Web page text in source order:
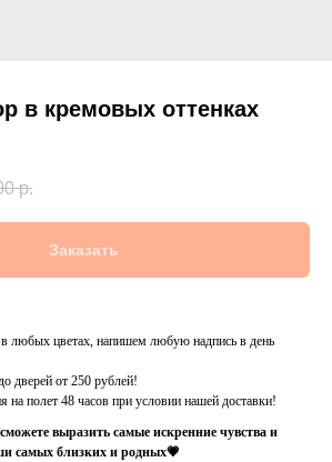
в кремовых оттенках
р.
Заказать
любых цветах, напишем любую надпись в день
дверей от 250 рублей!
на полет 48 часов при условии нашей доставки!
выразить самые искренние чувства и
самых близких и родных💗